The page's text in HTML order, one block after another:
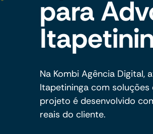
para
Na Kombi Agência
Itapetininga com
projeto é desenvolvido
reais do cliente.